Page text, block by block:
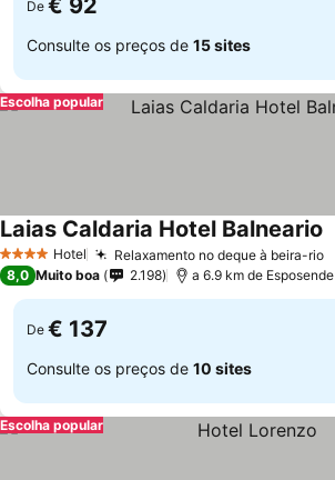
De € 92
Consulte os preços de 15 sites
Escolha popular
4 EstrelasHotel Relaxamento no deque à beira-rio
Laias Caldaria Hotel Balneario
8,0 Muito boa 2.198 a 6.9 km de Esposende
De € 137
Consulte os preços de 10 sites
Escolha popular